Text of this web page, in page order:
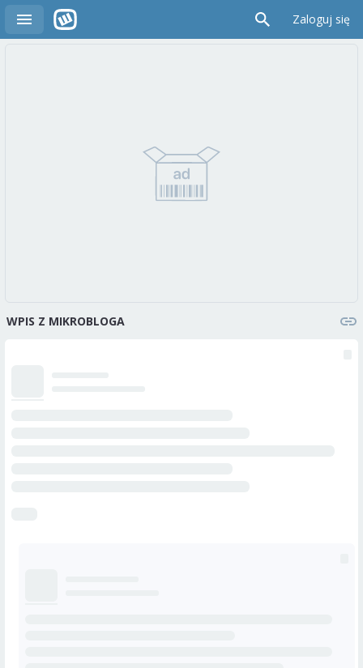
Zaloguj się
WPIS Z MIKROBLOGA